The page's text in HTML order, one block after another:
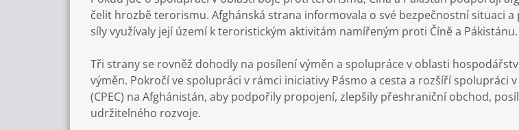
čelit hrozbě terorismu. Afghánská strana informovala o své bezpečnostní situaci
síly využívaly její území k teroristickým aktivitám namířeným proti Číně a Pákistánu.
Tři strany se rovněž dohodly na posílení výměn a spolupráce v oblasti
výměn. Pokročí ve spolupráci v rámci iniciativy Pásmo a cesta a rozšíří
(CPEC) na Afghánistán, aby podpořily propojení, zlepšily přeshraniční obchod,
udržitelného rozvoje.